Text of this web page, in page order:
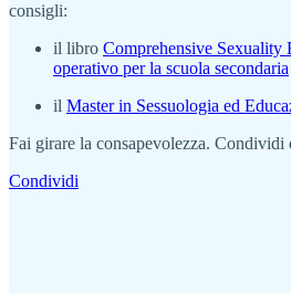
consigli:
il libro Comprehensive Sexuality
operativo per la scuola secondaria
il Master in Sessuologia ed
Fai girare la consapevolezza. Condividi
Condividi